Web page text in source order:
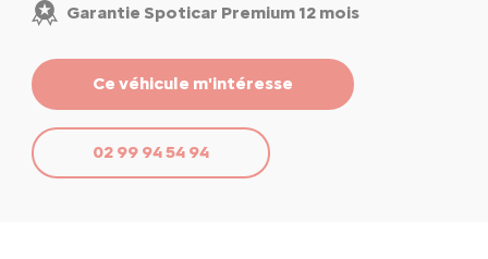
Garantie Spoticar Premium 12 mois
Ce véhicule m'intéresse
02 99 94 54 94